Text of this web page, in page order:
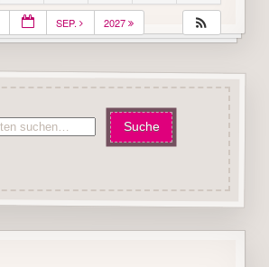
SEP. 2027